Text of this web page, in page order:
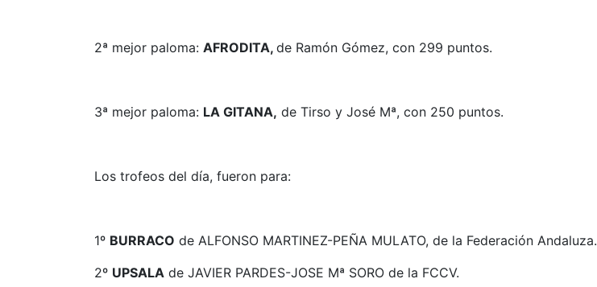
2ª mejor paloma: AFRODITA, de Ramón Gómez, con 299 puntos.
3ª mejor paloma: LA GITANA, de Tirso y José Mª, con 250 puntos.
Los trofeos del día, fueron para:
1º BURRACO de ALFONSO MARTINEZ-PEÑA MULATO, de la Federación Andaluza.
2º UPSALA de JAVIER PARDES-JOSE Mª SORO de la FCCV.